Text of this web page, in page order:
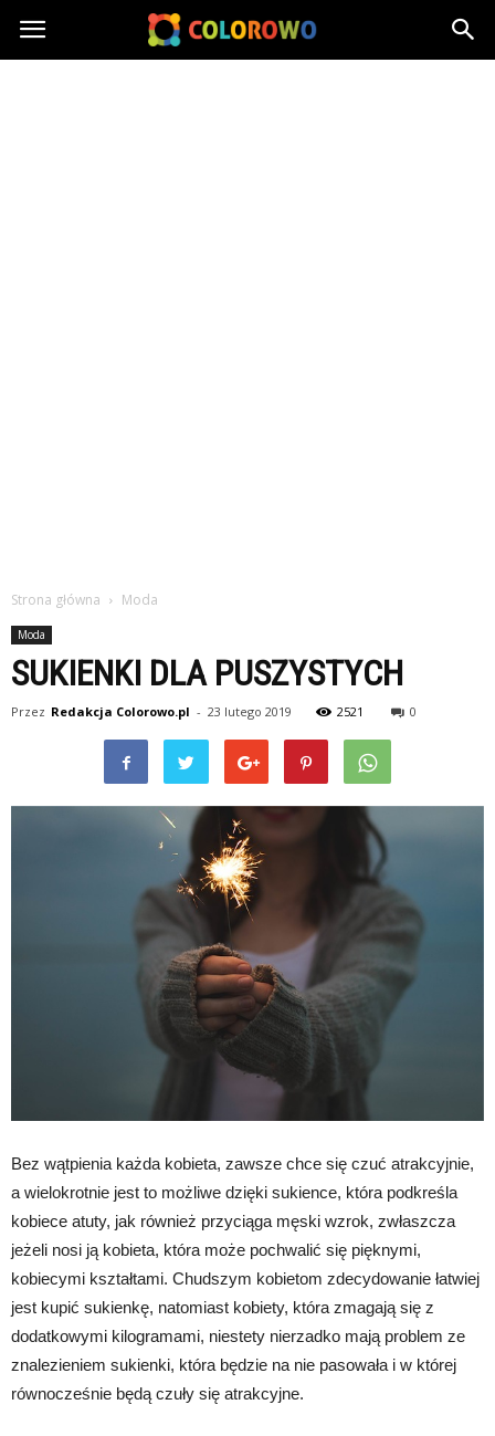
Colorowo.pl
Strona główna Moda
Moda
SUKIENKI DLA PUSZYSTYCH
Przez Redakcja Colorowo.pl - 23 lutego 2019 2521 0
Bez wątpienia każda kobieta, zawsze chce się czuć atrakcyjnie,
a wielokrotnie jest to możliwe dzięki sukience, która podkreśla
kobiece atuty, jak również przyciąga męski wzrok, zwłaszcza
jeżeli nosi ją kobieta, która może pochwalić się pięknymi,
kobiecymi kształtami. Chudszym kobietom zdecydowanie łatwiej
jest kupić sukienkę, natomiast kobiety, która zmagają się z
dodatkowymi kilogramami, niestety nierzadko mają problem ze
znalezieniem sukienki, która będzie na nie pasowała i w której
równocześnie będą czuły się atrakcyjne.